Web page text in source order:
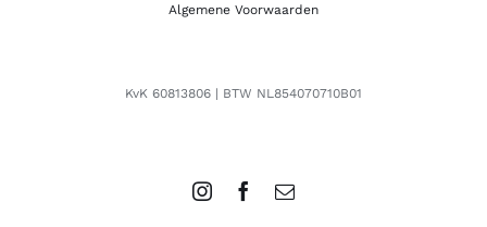
Algemene Voorwaarden
KvK 60813806 | BTW NL854070710B01